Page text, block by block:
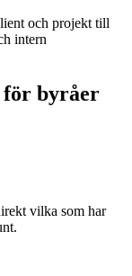
och projekt till
intern
för byråer
vilka som har